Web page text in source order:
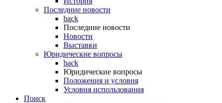
Последние новости
back
Последние новости
Новости
Выставки
Юридические вопросы
back
Юридические вопросы
Положения и условия
Условия использования
Поиск